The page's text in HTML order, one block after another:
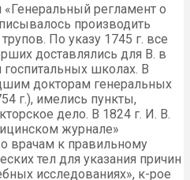
регламент о
производить
По указу 1745 г. все
доставлялись для В. в
госпитальных школах. В
докторам генеральных
г.), имелись пункты,
дело. В 1824 г. И. В.
журнале»
врачам к правильному
тел для указания причин
исследованиях», к-рое